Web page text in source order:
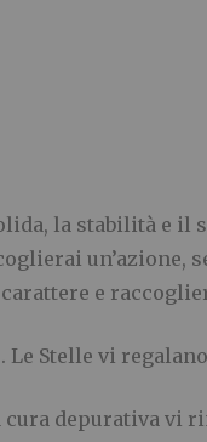
la stabilità e il
un’azione,
e
Stelle vi
cura depurativa vi